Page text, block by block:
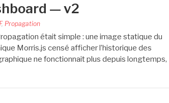
— v2
, Propagation
était simple : une image statique du
Morris.js censé afficher l’historique des
ne fonctionnait plus depuis longtemps,